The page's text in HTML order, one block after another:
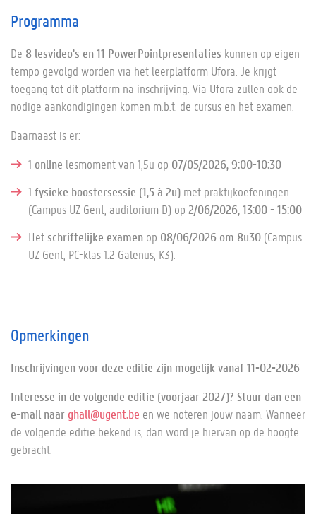
Programma
De 8 lesvideo's en 11 PowerPointpresentaties kunnen op eigen
tempo gevolgd worden via het leerplatform Ufora. Je krijgt
toegang tot dit platform na inschrijving. Via Ufora zullen ook de
nodige aankondigingen komen m.b.t. de cursus en het examen.
Daarnaast is er:
1 online lesmoment van 1,5u op 07/05/2026, 9:00-10:30
1 fysieke boostersessie (1,5 à 2u) met praktijkoefeningen
(Campus UZ Gent, auditorium D) op 2/06/2026, 13:00 - 15:00
Het schriftelijke examen op 08/06/2026 om 8u30 (Campus
UZ Gent, PC-klas 1.2 Galenus, K3).
Opmerkingen
Inschrijvingen voor deze editie zijn mogelijk vanaf 11-02-2026
Interesse in de volgende editie (voorjaar 2027)? Stuur dan een
e-mail naar ghall@ugent.be en we noteren jouw naam. Wanneer
de volgende editie bekend is, dan word je hiervan op de hoogte
gebracht.